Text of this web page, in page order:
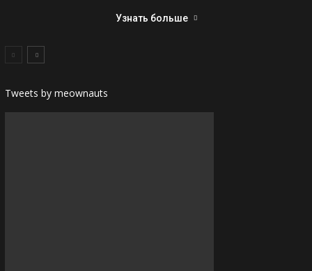
Узнать больше
Tweets by meownauts